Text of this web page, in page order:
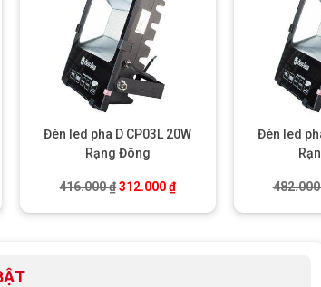
₫.
tại là: 227.000 ₫.
Đèn led pha D CP03L 20W
Rạng Đông
416.000₫Giá gốc là: 416.000 ₫.
312.000₫Giá hiện tại là: 312.000
Đèn led